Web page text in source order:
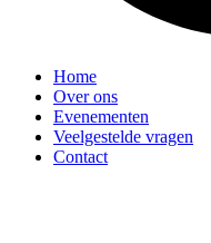
Home
Over ons
Evenementen
Veelgestelde vragen
Contact